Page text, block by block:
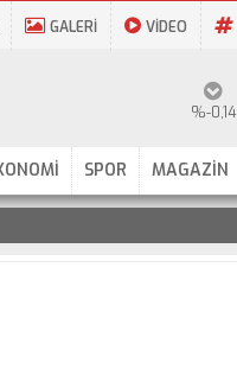
GALERİ VİDEO
%-0,14
SPOR MAGAZİN